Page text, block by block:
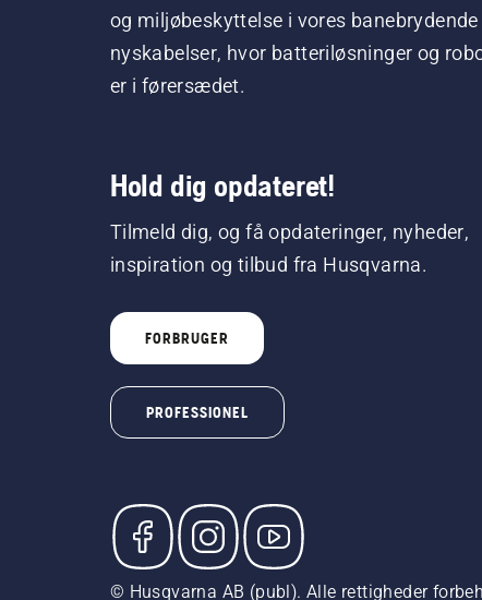
og miljøbeskyttelse i vores banebrydende
nyskabelser, hvor batteriløsninger og
er i førersædet.
Hold dig opdateret!
Tilmeld dig, og få opdateringer, nyheder,
inspiration og tilbud fra Husqvarna.
FORBRUGER
PROFESSIONEL
© Husqvarna AB (publ). Alle rettigheder